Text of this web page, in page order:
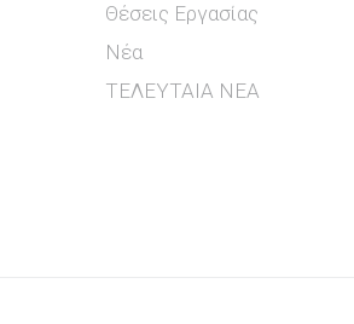
Θέσεις Εργασίας
Νέα
ΤΕΛΕΥΤΑΙΑ ΝΕΑ